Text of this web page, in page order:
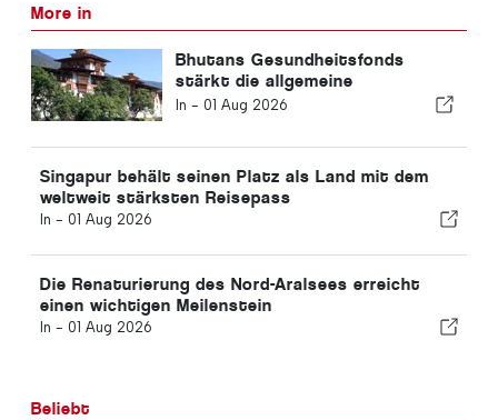
More in
Bhutans Gesundheitsfonds
stärkt die allgemeine
Gesundheitsversorgung
In - 01 Aug 2026
Singapur behält seinen Platz als Land mit dem
weltweit stärksten Reisepass
In - 01 Aug 2026
Die Renaturierung des Nord-Aralsees erreicht
einen wichtigen Meilenstein
In - 01 Aug 2026
Beliebt